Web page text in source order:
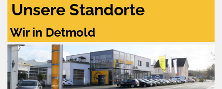
Unsere Standorte
Wir in Detmold